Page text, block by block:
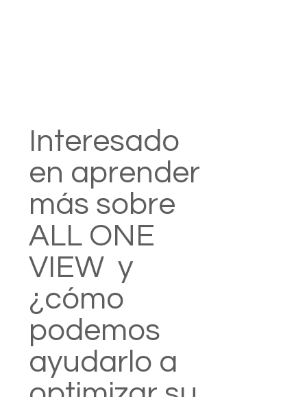
Interesado
en aprender
más sobre
ALL ONE
VIEW y
¿cómo
podemos
ayudarlo a